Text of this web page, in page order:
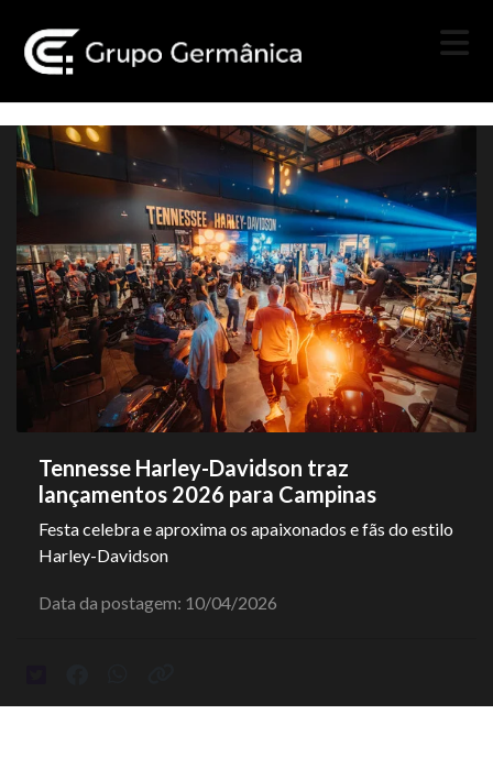
Tennesse Harley-Davidson traz
lançamentos 2026 para Campinas
Festa celebra e aproxima os apaixonados e fãs do estilo
Harley-Davidson
Data da postagem: 10/04/2026